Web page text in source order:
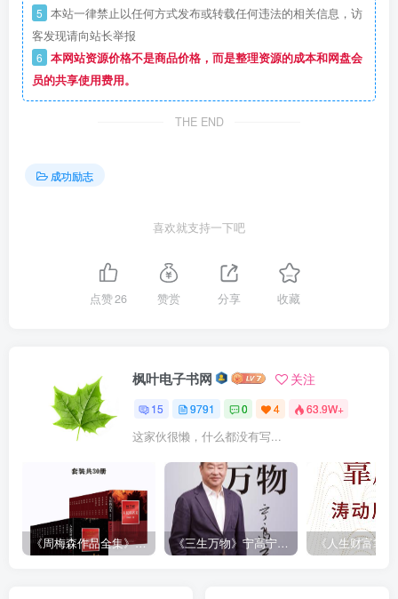
5 本站一律禁止以任何方式发布或转载任何违法的相关信息，访
客发现请向站长举报
6 本网站资源价格不是商品价格，而是整理资源的成本和网盘会
员的共享使用费用。
THE END
成功励志
喜欢就支持一下吧
点赞26 赞赏 分享 收藏
枫叶电子书网 关注
15 9791 0 4 63.9W+
这家伙很懒，什么都没有写...
《周梅森作品全集》[共30册] 《三生万物》宁高宁（epub+mobi+azw3+pdf）